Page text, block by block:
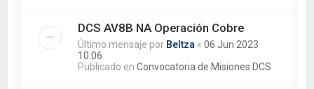
DCS AV8B NA Operación Cobre
Último mensaje por Beltza «06 Jun 2023
10:06
Publicado enConvocatoria de Misiones DCS